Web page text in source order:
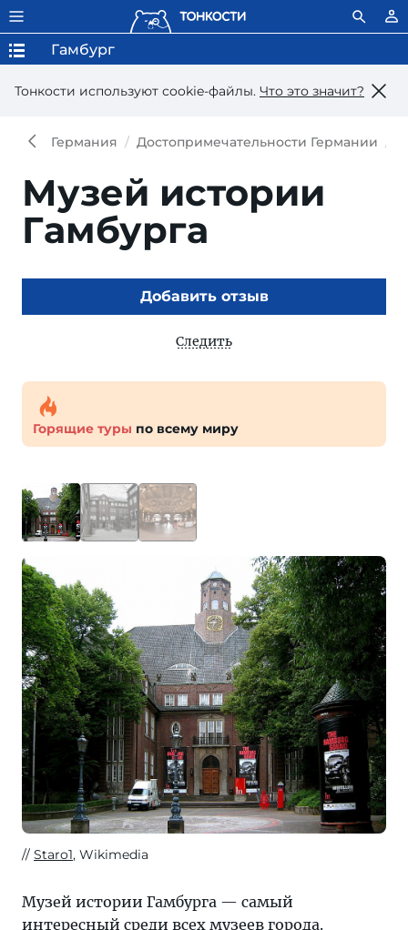
Тонкости используют сookie-файлы. Что это значит?
Гамбург
Германия Достопримечательности Германии
Музей истории
Гамбурга
Добавить отзыв
Следить
Горящие туры по всему миру
Staro1, Wikimedia
Музей истории Гамбурга — самый
интересный среди всех музеев города.